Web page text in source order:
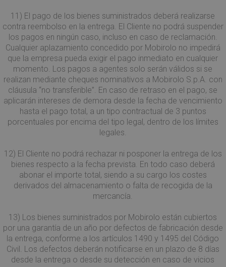
11) El pago de los bienes suministrados deberá realizarse
contra reembolso en la entrega. El Cliente no podrá suspender
los pagos en ningún caso, incluso en caso de reclamación.
Cualquier aplazamiento concedido por Mobirolo no impedirá
que la empresa pueda exigir el pago inmediato en cualquier
momento. Los pagos a agentes solo serán válidos si se
realizan mediante cheques nominativos a Mobirolo S.p.A. con
cláusula “no transferible”. En caso de retraso en el pago, se
aplicarán intereses de demora desde la fecha de vencimiento
hasta el pago total, a un tipo contractual de 3 puntos
porcentuales por encima del tipo legal, dentro de los límites
legales.
12) El Cliente no podrá rechazar ni posponer la entrega de los
bienes respecto a la fecha prevista. En todo caso deberá
abonar el importe total, siendo a su cargo los costes
derivados del almacenamiento o falta de recogida de la
mercancía.
13) Los bienes suministrados por Mobirolo están cubiertos
por una garantía de un año por defectos de fabricación desde
la entrega, conforme a los artículos 1490 y 1495 del Código
Civil. Los defectos deberán notificarse en un plazo de 8 días
desde la entrega o desde su detección en caso de vicios
traccia delle
visualizzazioni di
pagina.
_clck
.mobirolo.com 1 anno
Questo cookie
viene utilizzato
per monitorare
interazioni degli
utenti e il
coinvolgimento
sul sito web per
migliorare
l'esperienza degli
utenti e la
funzionalità del
sito web.
Google LLC
Google Universal
Analytics, che è
un
aggiornamento
significativo del
servizio di analisi
Google. Questo
cookie viene
utilizzato per
distinguere
utenti unici
assegnando un
numero
di
Web.
SM
.c.clarity.ms Sessione
Si
parte di
che
per
sito
analisi
MUID
Microsoft
Corporation
.bing.com
1 anno
essere
script
ritiene
molti
diversi,
degli
MR
Microsoft 1 Si